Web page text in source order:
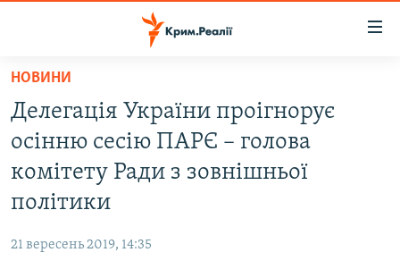
Перейти
основного
матеріалу
Перейти
до
основної
Перейти
ВОДА.КРИМ
ВІДЕО ТА ФОТО
ПОЛІТИКА
ПОГЛЯД
НОВИНИ
Делегація України проігнорує
осінню сесію ПАРЄ – голова
комітету Ради з зовнішньої
політики
21 вересень 2019, 14:35